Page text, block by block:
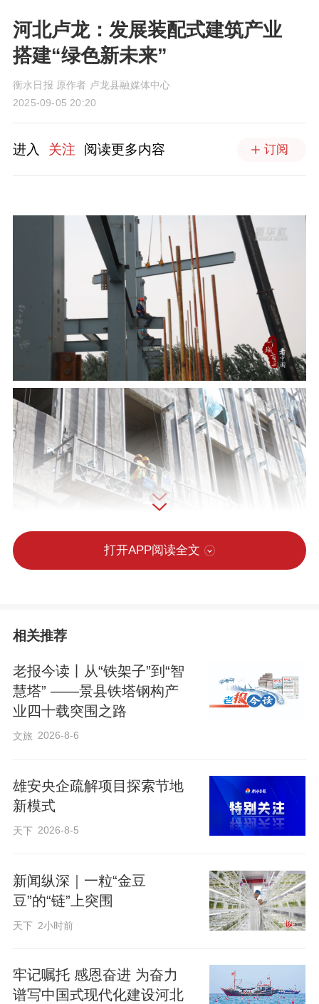
河北卢龙：发展装配式建筑产业
搭建“绿色新未来”
衡水日报 原作者 卢龙县融媒体中心
2025-09-05 20:20
进入 关注 阅读更多内容 订阅
在河北省卢龙县某建筑项目施工现场，工
工厂预制好的构件像“搭积木”一样被严丝合
缝地拼接起来，建筑物的整体框架逐渐显
打开APP阅读全文
相关推荐
老报今读丨从“铁架子”到“智
慧塔” ——景县铁塔钢构产
业四十载突围之路
文旅 2026-8-6
雄安央企疏解项目探索节地
新模式
天下 2026-8-5
新闻纵深｜一粒“金豆
豆”的“链”上突围
天下 2小时前
牢记嘱托 感恩奋进 为奋力
谱写中国式现代化建设河北